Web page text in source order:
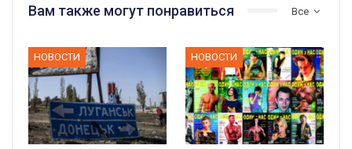
Все
Вам также могут понравиться
НОВОСТИ НОВОСТИ